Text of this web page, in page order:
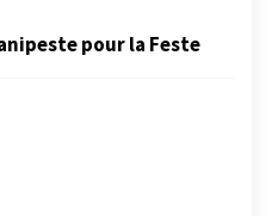
pour la Feste